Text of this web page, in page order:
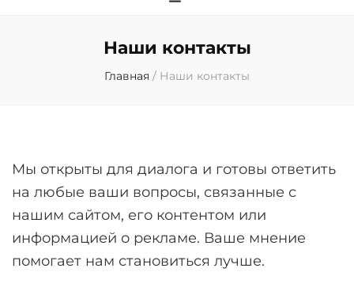
Наши контакты
Главная / Наши контакты
Мы открыты для диалога и готовы ответить
на любые ваши вопросы, связанные с
нашим сайтом, его контентом или
информацией о рекламе. Ваше мнение
помогает нам становиться лучше.